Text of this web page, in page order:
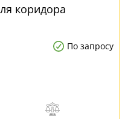
коридора
По запросу